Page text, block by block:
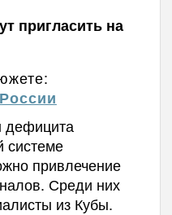
пригласить на
системе
привлечение
Среди них
из Кубы.